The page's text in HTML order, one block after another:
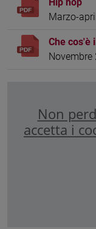
Marzo-
Che cos'è
Non
accetta i